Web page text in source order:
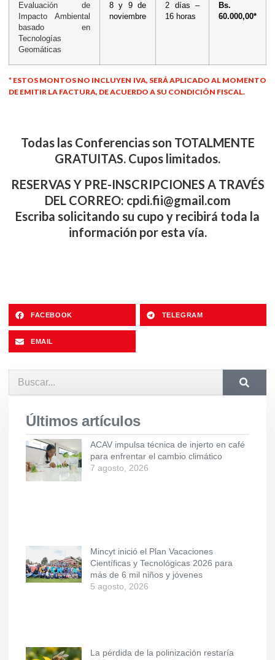
Evaluación de
Impacto Ambiental
basado en
Tecnologías
Geomáticas
8 y 9 de
noviembre
2 días –
16 horas
Bs.
60.000,00*
* ESTOS MONTOS NO INCLUYEN IVA, SERÁ APLICADO AL MOMENTO
DE EMITIR LA FACTURA, DE ACUERDO A SU CONDICIÓN FISCAL.
Todas las Conferencias son TOTALMENTE
GRATUITAS. Cupos limitados.
RESERVAS Y PRE-INSCRIPCIONES A TRAVÉS
DEL CORREO: cpdi.fii@gmail.com
Escriba solicitando su cupo y recibirá toda la
información por esta vía.
FACEBOOK TELEGRAM
EMAIL
Últimos artículos
ACAV impulsa técnica de injerto en café
para enfrentar el cambio climático
7 agosto, 2026
Mincyt inició el Plan Vacaciones
Científicas y Tecnológicas 2026 para
más de 6 mil niños y jóvenes
5 agosto, 2026
La pérdida de la polinización restaría